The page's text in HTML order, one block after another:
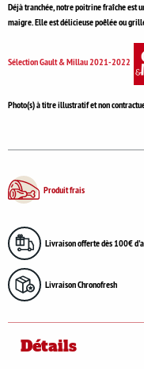
Déjà tranchée, notre poitrine fraîche est
maigre. Elle est délicieuse poêlée ou
Sélection Gault & Millau 2021-2022
Photo(s) à titre illustratif et non
Produit frais
Livraison offerte dès 100€
Livraison Chronofresh
Détails